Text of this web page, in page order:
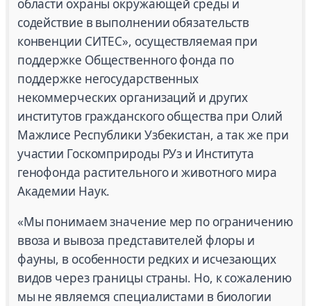
области охраны окружающей среды и
содействие в выполнении обязательств
конвенции СИТЕС», осуществляемая при
поддержке Общественного фонда по
поддержке негосударственных
некоммерческих организаций и других
институтов гражданского общества при Олий
Мажлисе Республики Узбекистан, а так же при
участии Госкомприроды РУз и Института
генофонда растительного и животного мира
Академии Наук.
«Мы понимаем значение мер по ограничению
ввоза и вывоза представителей флоры и
фауны, в особенности редких и исчезающих
видов через границы страны. Но, к сожалению
мы не являемся специалистами в биологии